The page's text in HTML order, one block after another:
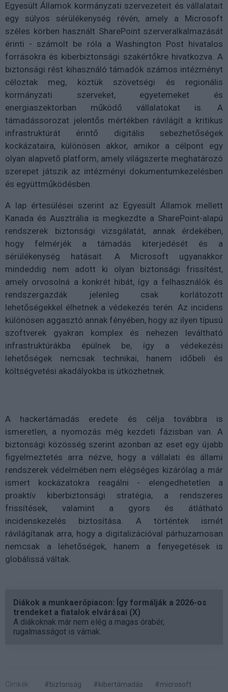
Egyesült Államok kormányzati szervezeteit és vállalatait
egy súlyos sérülékenység révén, amely a Microsoft
széles körben használt SharePoint szerveralkalmazását
érinti - számolt be róla a Washington Post hivatalos
forrásokra és kiberbiztonsági szakértőkre hivatkozva. A
biztonsági rést kihasználó támadók számos intézményt
céloztak meg, köztük szövetségi és regionális
kormányzati szerveket, egyetemeket és
energiaszektorban működő vállalatokat is. A
támadássorozat jelentős mértékben rávilágít a kritikus
infrastruktúrát érintő digitális sebezhetőségek
kockázataira, különösen akkor, amikor a célpont egy
olyan alapvető platform, amely világszerte meghatározó
szerepet játszik az intézményi dokumentumkezelésben
és együttműködésben.
A lap értesülései szerint az Egyesült Államok mellett
Kanada és Ausztrália is megkezdte a SharePoint-alapú
rendszerek biztonsági vizsgálatát, annak érdekében,
hogy felmérjék a támadás kiterjedését és a
sérülékenység hatásait. A Microsoft ugyanakkor
mindeddig nem adott ki olyan biztonsági frissítést,
amely orvosolná a konkrét hibát, így a felhasználók és
rendszergazdák jelenleg csak korlátozott
lehetőségekkel élhetnek a védekezés terén. Az incidens
különösen aggasztó annak fényében, hogy az ilyen típusú
szoftverek gyakran komplex és nehezen leváltható
infrastruktúrákba épülnek be, így a védekezési
lehetőségek nemcsak technikai, hanem időbeli és
költségvetési akadályokba is ütközhetnek.
A hackertámadás eredete és célja továbbra is
ismeretlen, a nyomozás még kezdeti fázisban van. A
biztonsági közösség szerint azonban az eset egy újabb
figyelmeztetés arra nézve, hogy a vállalati és állami
rendszerek védelmében nem elégséges kizárólag a már
ismert kockázatokra reagálni - elengedhetetlen a
proaktív kiberbiztonsági stratégia, a rendszeres
frissítések, valamint a gyors és átlátható
incidenskezelés biztosítása. A történtek ismét
rávilágítanak arra, hogy a digitalizációval párhuzamosan
nemcsak a lehetőségek, hanem a fenyegetések is
globálissá váltak.
Diákok a munkaerőpiacon: Így formálják a 2026-os
trendeket a fiatalok elvárásai (X)
A diákoknak már nem elég a magas órabér,
rugalmasságot is várnak.
Címkék: #biztonság #kibertámadás
#microsoft